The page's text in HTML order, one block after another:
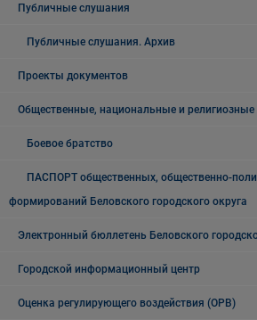
Публичные слушания
Публичные слушания. Архив
Проекты документов
Общественные, национальные и религиозные
Боевое братство
ПАСПОРТ общественных, общественно-
формирований Беловского городского округа
Электронный бюллетень Беловского
Городской информационный центр
Оценка регулирующего воздействия (ОРВ)